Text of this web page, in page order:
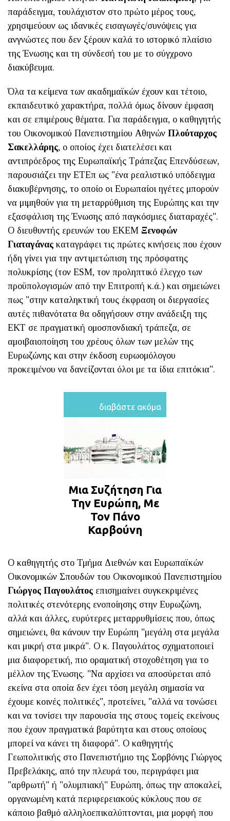
παράδειγμα, τουλάχιστον στο πρώτο μέρος τους,
χρησιμεύουν ως ιδανικές εισαγωγές/συνόψεις για
ανγνώστες που δεν ξέρουν καλά το ιστορικό πλαίσιο
της Ένωσης και τη σύνδεσή του με το σύγχρονο
διακύβευμα.
Όλα τα κείμενα των ακαδημαϊκών έχουν και τέτοιο,
εκπαιδευτικό χαρακτήρα, πολλά όμως δίνουν έμφαση
και σε επιμέρους θέματα. Για παράδειγμα, ο καθηγητής
του Οικονομικού Πανεπιστημίου Αθηνών Πλούταρχος
Σακελλάρης, ο οποίος έχει διατελέσει και
αντιπρόεδρος της Ευρωπαϊκής Τράπεζας Επενδύσεων,
παρουσιάζει την ΕΤΕπ ως "ένα ρεαλιστικό υπόδειγμα
διακυβέρνησης, το οποίο οι Ευρωπαίοι ηγέτες μπορούν
να μιμηθούν για τη μεταρρύθμιση της Ευρώπης και την
εξασφάλιση της Ένωσης από παγκόσμιες διαταραχές".
Ο διευθυντής ερευνών του ΕΚΕΜ Ξενοφών
Γιαταγάνας καταγράφει τις πρώτες κινήσεις που έχουν
ήδη γίνει για την αντιμετώπιση της πρόσφατης
πολυκρίσης (τον ESM, τον προληπτικό έλεγχο των
προϋπολογισμών από την Επιτροπή κ.ά.) και σημειώνει
πως "στην καταληκτική τους έκφραση οι διεργασίες
αυτές πιθανότατα θα οδηγήσουν στην ανάδειξη της
ΕΚΤ σε πραγματική ομοσπονδιακή τράπεζα, σε
αμοιβαιοποίηση του χρέους όλων των μελών της
Ευρωζώνης και στην έκδοση ευρωομόλογου
προκειμένου να δανείζονται όλοι με τα ίδια επιτόκια".
διαβάστε ακόμα
Μια Συζήτηση Για
Την Ευρώπη, Με
Τον Πάνο
Καρβούνη
Ο καθηγητής στο Τμήμα Διεθνών και Ευρωπαϊκών
Οικονομικών Σπουδών του Οικονομικού Πανεπιστημίου
Γιώργος Παγουλάτος επισημαίνει συγκεκριμένες
πολιτικές στενότερης ενοποίησης στην Ευρωζώνη,
αλλά και άλλες, ευρύτερες μεταρρυθμίσεις που, όπως
σημειώνει, θα κάνουν την Ευρώπη "μεγάλη στα μεγάλα
και μικρή στα μικρά". Ο κ. Παγουλάτος σχηματοποιεί
μια διαφορετική, πιο οραματική στοχοθέτηση για το
μέλλον της Ένωσης. "Να αρχίσει να αποσύρεται από
εκείνα στα οποία δεν έχει τόση μεγάλη σημασία να
έχουμε κοινές πολιτικές", προτείνει, "αλλά να τονώσει
και να τονίσει την παρουσία της στους τομείς εκείνους
που έχουν πραγματικά βαρύτητα και στους οποίους
μπορεί να κάνει τη διαφορά". Ο καθηγητής
Γεωπολιτικής στο Πανεπιστήμιο της Σορβόνης Γιώργος
Πρεβελάκης, από την πλευρά του, περιγράφει μια
"αρθρωτή" ή "ολυμπιακή" Ευρώπη, όπως την αποκαλεί,
οργανωμένη κατά περιφερειακούς κύκλους που σε
κάποιο βαθμό αλληλοεπικαλύπτονται, μια μορφή που